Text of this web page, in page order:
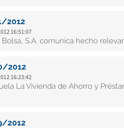
2012
16:51:07
Bolsa, S.A. comunica hecho
2012
16:23:42
La Vivienda de Ahorro y
2012